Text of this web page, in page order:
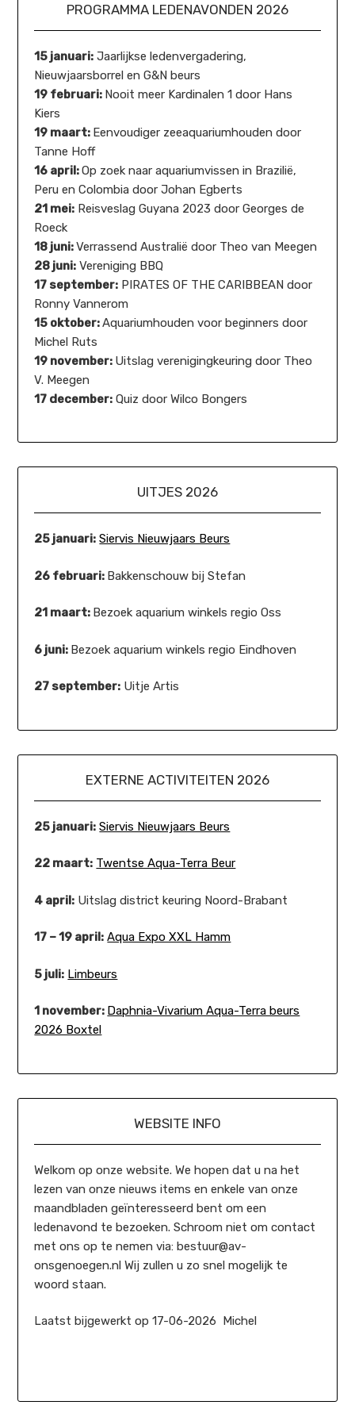
PROGRAMMA LEDENAVONDEN 2026
15 januari: Jaarlijkse ledenvergadering,
Nieuwjaarsborrel en G&N beurs
19 februari: Nooit meer Kardinalen 1 door Hans
Kiers
19 maart: Eenvoudiger zeeaquariumhouden door
Tanne Hoff
16 april:Op zoek naar aquariumvissen in Brazilië,
Peru en Colombia door Johan Egberts
21 mei: Reisveslag Guyana 2023 door Georges de
Roeck
18 juni:Verrassend Australië door Theo van Meegen
28 juni: Vereniging BBQ
17 september: PIRATES OF THE CARIBBEAN door
Ronny Vannerom
15 oktober:Aquariumhouden voor beginners door
Michel Ruts
19 november: Uitslag verenigingkeuring door Theo
V. Meegen
17 december: Quiz door Wilco Bongers
UITJES 2026
25 januari: Siervis Nieuwjaars Beurs
26 februari: Bakkenschouw bij Stefan
21 maart: Bezoek aquarium winkels regio Oss
6 juni: Bezoek aquarium winkels regio Eindhoven
27 september: Uitje Artis
EXTERNE ACTIVITEITEN 2026
25 januari: Siervis Nieuwjaars Beurs
22 maart: Twentse Aqua-Terra Beur
4 april: Uitslag district keuring Noord-Brabant
17 – 19 april: Aqua Expo XXL Hamm
5 juli: Limbeurs
1 november: Daphnia-Vivarium Aqua-Terra beurs
2026 Boxtel
WEBSITE INFO
Welkom op onze website. We hopen dat u na het
lezen van onze nieuws items en enkele van onze
maandbladen geïnteresseerd bent om een
ledenavond te bezoeken. Schroom niet om contact
met ons op te nemen via: bestuur@av-
onsgenoegen.nl Wij zullen u zo snel mogelijk te
woord staan.
Laatst bijgewerkt op 17-06-2026 Michel